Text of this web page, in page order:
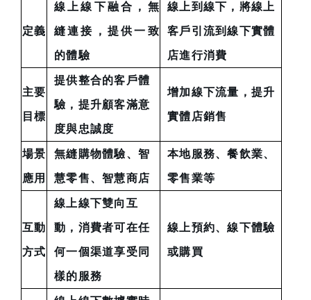
定義
線上線下融合，無
縫連接，提供一致
的體驗
線上到線下，將線上
客戶引流到線下實體
店進行消費
主要
目標
提供整合的客戶體
驗，提升顧客滿意
度與忠誠度
增加線下流量，提升
實體店銷售
場景
應用
無縫購物體驗、智
慧零售、智慧商店
本地服務、餐飲業、
零售業等
互動
方式
線上線下雙向互
動，消費者可在任
何一個渠道享受同
樣的服務
線上預約、線下體驗
或購買